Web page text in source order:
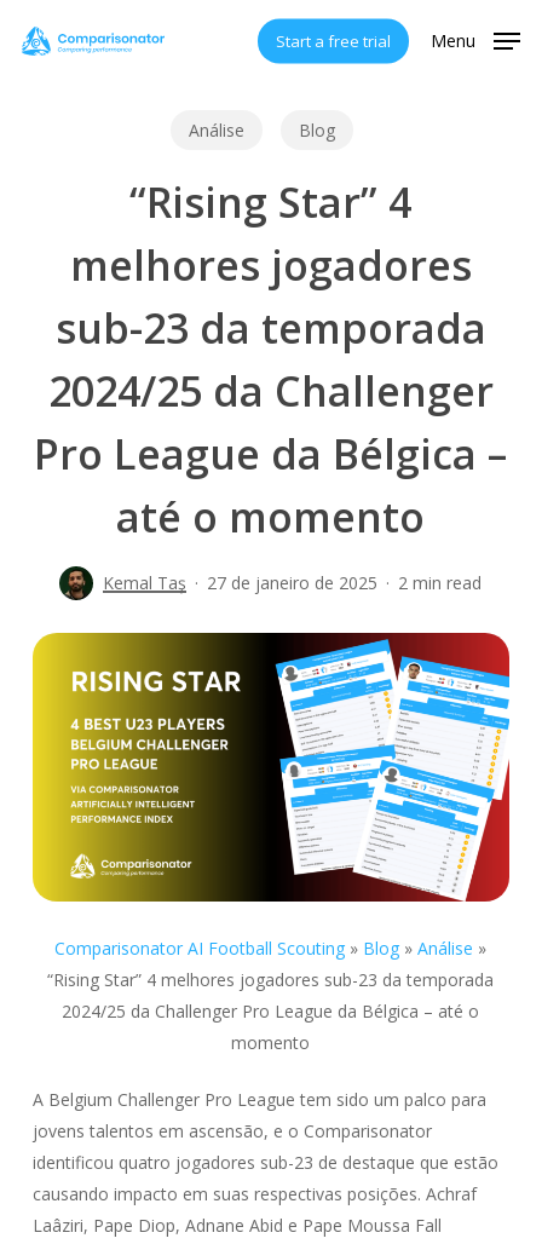
Start a free trial Menu
Análise Blog
“Rising Star” 4
melhores jogadores
sub-23 da temporada
2024/25 da Challenger
Pro League da Bélgica –
até o momento
Kemal Taş 27 de janeiro de 2025 2 min read
Comparisonator AI Football Scouting » Blog »Análise »
“Rising Star” 4 melhores jogadores sub-23 da temporada
2024/25 da Challenger Pro League da Bélgica – até o
momento
A Belgium Challenger Pro League tem sido um palco para
jovens talentos em ascensão, e o Comparisonator
identificou quatro jogadores sub-23 de destaque que estão
causando impacto em suas respectivas posições. Achraf
Laâziri, Pape Diop, Adnane Abid e Pape Moussa Fall